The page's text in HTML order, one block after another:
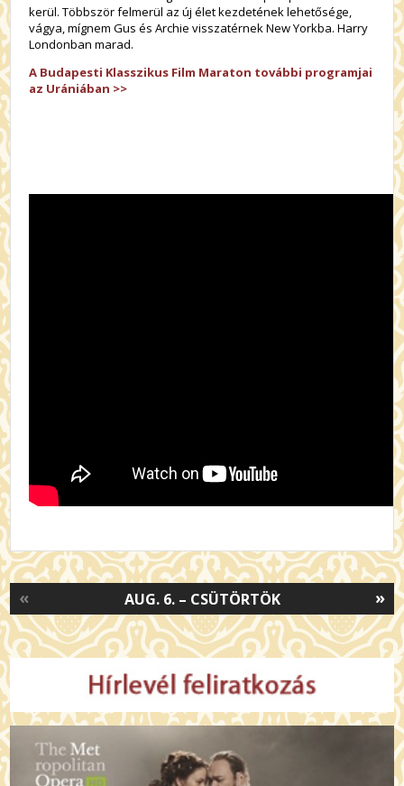
kerül. Többször felmerül az új élet kezdetének lehetősége,
vágya, mígnem Gus és Archie visszatérnek New Yorkba. Harry
Londonban marad.
A Budapesti Klasszikus Film Maraton további programjai
az Urániában >>
»
AUG. 6. – CSÜTÖRTÖK
«